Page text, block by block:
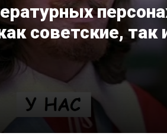
советские,